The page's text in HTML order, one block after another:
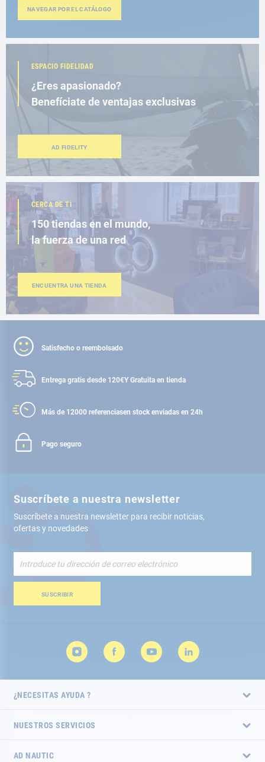
NAVEGAR POR EL CATÁLOGO
ESPACIO FIDELIDAD
¿Eres apasionado?
Benefíciate de ventajas exclusivas
AD FIDELITY
CERCA DE TI
150 tiendas en el mundo,
la fuerza de una red
ENCUENTRA UNA TIENDA
Satisfecho o reembolsado
Entrega gratis desde 120€Y Gratuita en tienda
Más de 12000 referenciasen stock enviadas en 24h
Pago seguro
Suscríbete a nuestra newsletter
Suscríbete a nuestra newsletter para recibir noticias,
ofertas y novedades
nuestro
de
SUSCRIBIR
¿NECESITAS AYUDA ?
NUESTROS SERVICIOS
AD NAUTIC